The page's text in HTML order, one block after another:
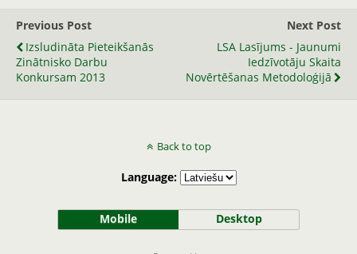
Previous Post
Izsludināta Pieteikšanās
Zinātnisko Darbu
Konkursam 2013
Next Post
LSA Lasījums - Jaunumi
Iedzīvotāju Skaita
Novērtēšanas Metodoloģijā
Back to top
Language:
Mobile Desktop